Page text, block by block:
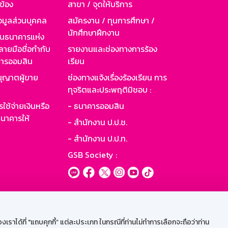
ได้ที่ "แถบคุกกี้” แต่ละประเภท ในกรณีที่ท่านไม่ทำการเลือกจะถือว่าท่าน
อง
มูลส่วนบุคคล
นาคารแห่ง
ายมือชื่อกำกับ
รออมสิน
ญาตผู้ขาย
ช้จ่ายเงินหรือ
คารให้
สาขา / จุดให้บริการ
สมัครงาน / ทุนการศึกษา /
นักศึกษาฝึกงาน
รายงานและช่องทางการร้อง
เรียน
ช่องทางแจ้งเรื่องร้องเรียน การ
ทุจริตและประพฤติมิชอบ :
- ธนาคารออมสิน
- สำนักงาน ป.ป.ช.
- สำนักงาน ป.ป.ท.
GSB Society :